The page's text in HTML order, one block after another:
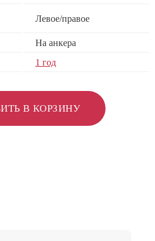
Левое/правое
На анкера
1 год
В КОРЗИНУ